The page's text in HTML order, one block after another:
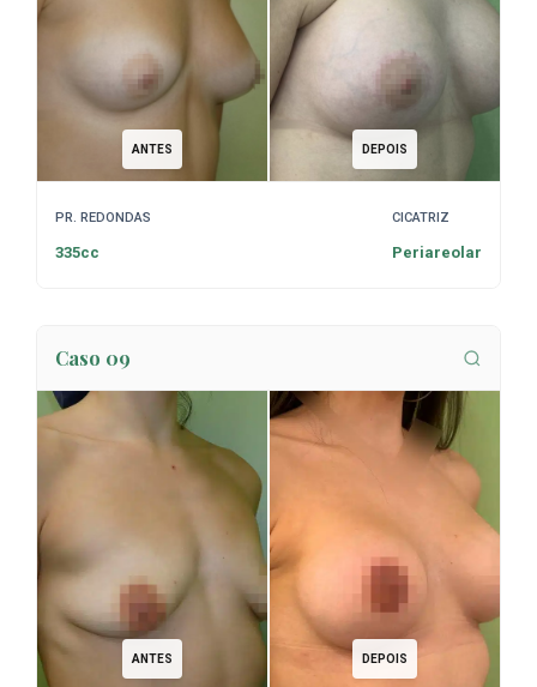
ANTES DEPOIS
PR. REDONDAS
335cc
CICATRIZ
Periareolar
Caso 09
ANTES DEPOIS